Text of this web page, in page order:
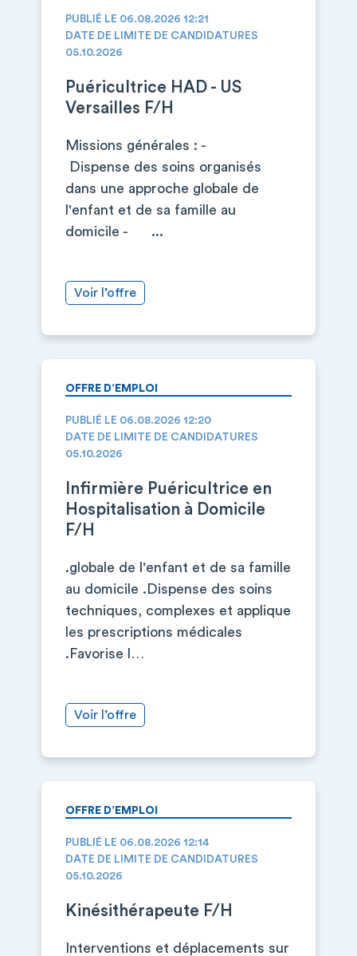
PUBLIÉ LE 06.08.2026 12:21
DATE DE LIMITE DE CANDIDATURES
05.10.2026
Puéricultrice HAD - US
Versailles F/H
Missions générales : -
Dispense des soins organisés
dans une approche globale de
l'enfant et de sa famille au
domicile - ...
Voir l’offre
OFFRE D’EMPLOI
PUBLIÉ LE 06.08.2026 12:20
DATE DE LIMITE DE CANDIDATURES
05.10.2026
Infirmière Puéricultrice en
Hospitalisation à Domicile
F/H
.globale de l'enfant et de sa famille
au domicile .Dispense des soins
techniques, complexes et applique
les prescriptions médicales
.Favorise l…
Voir l’offre
OFFRE D’EMPLOI
PUBLIÉ LE 06.08.2026 12:14
DATE DE LIMITE DE CANDIDATURES
05.10.2026
Kinésithérapeute F/H
Interventions et déplacements sur